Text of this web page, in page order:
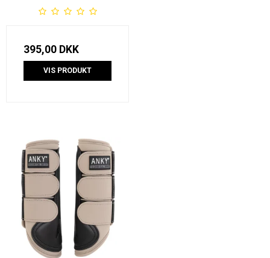
395,00 DKK
VIS PRODUKT